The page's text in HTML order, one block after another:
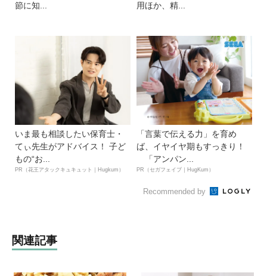
節に知...
用ほか、精...
いま最も相談したい保育士・
てぃ先生がアドバイス！ 子ど
もの“お...
PR（花王アタックキュキュット｜Hugkum）
「言葉で伝える力」を育め
ば、イヤイヤ期もすっきり！
「アンパン...
PR（セガフェイブ｜HugKum）
Recommended by
関連記事